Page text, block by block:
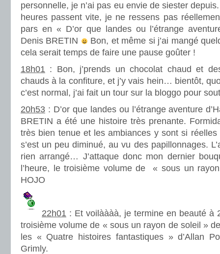
personnelle, je n’ai pas eu envie de siester
heures passent vite, je ne ressens pas
pars en « D’or que landes ou l’étrange
Denis BRETIN
Bon, et même si j’ai mangé
cela serait temps de faire une pause goûter !
18h01 : Bon, j’prends un chocolat chaud et
chauds à la confiture, et j’y vais hein… bientôt,
c’est normal, j’ai fait un tour sur la bloggo pour
20h53 : D’or que landes ou l’étrange aventure
BRETIN a été une histoire très prenante.
très bien tenue et les ambiances y sont si
s’est un peu diminué, au vu des papillonnages.
rien arrangé… J’attaque donc mon dernier
l’heure, le troisième volume de « sous un
HOJO
22h01 : Et voilàààà, je termine en beauté à
troisième volume de « sous un rayon de soleil »
les « Quatre histoires fantastiques » d’Allan
Grimly.